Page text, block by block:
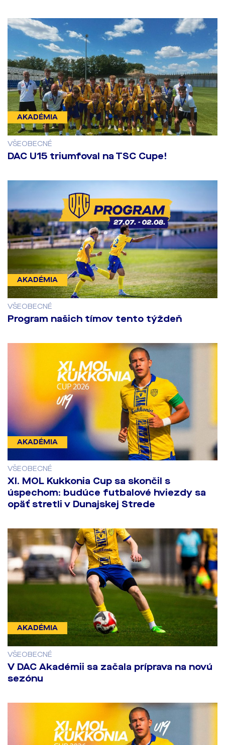
AKADÉMIA
VŠEOBECNÉ
DAC U15 triumfoval na TSC Cupe!
AKADÉMIA
VŠEOBECNÉ
Program našich tímov tento týždeň
AKADÉMIA
VŠEOBECNÉ
​XI. MOL Kukkonia Cup sa skončil s
úspechom: budúce futbalové hviezdy sa
opäť stretli v Dunajskej Strede
AKADÉMIA
VŠEOBECNÉ
V DAC Akadémii sa začala príprava na novú
sezónu